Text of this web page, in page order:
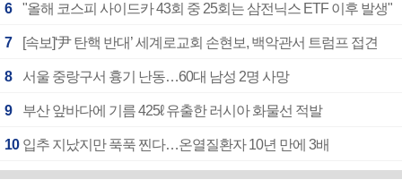
6 "올해 코스피 사이드카 43회 중 25회는 삼전닉스 ETF 이후 발생"
7 [속보]‘尹 탄핵 반대’ 세계로교회 손현보, 백악관서 트럼프 접견
8 서울 중랑구서 흉기 난동…60대 남성 2명 사망
9 부산 앞바다에 기름 425ℓ 유출한 러시아 화물선 적발
10 입추 지났지만 푹푹 찐다…온열질환자 10년 만에 3배